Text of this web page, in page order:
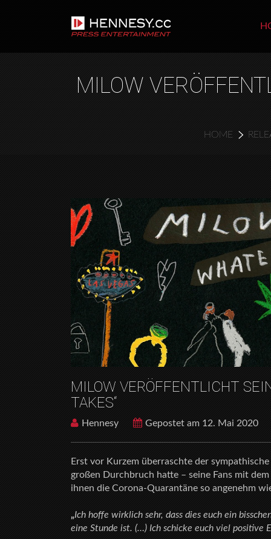
MILOW
HOME
MILOW VERÖFFENTLICHT
TAKES“
Hennesy Gepostet am 12. Mai 2020
Erst vor Kurzem überraschte der
großen Durchbruch hatte – seine Fans mit
ihnen die Corona-Quarantäne so angenehm
„Ich hoffe wirklich sehr, dass dies euch ein
eine Stunde ist. (…) Ich schicke euch viel positive